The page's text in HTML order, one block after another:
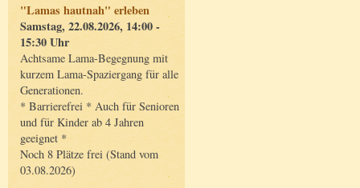
"Lamas hautnah" erleben
Samstag, 22.08.2026, 14:00 -
15:30 Uhr
Achtsame Lama-Begegnung mit
kurzem Lama-Spaziergang für alle
Generationen.
* Barrierefrei * Auch für Senioren
und für Kinder ab 4 Jahren
geeignet *
Noch 8 Plätze frei (Stand vom
03.08.2026)